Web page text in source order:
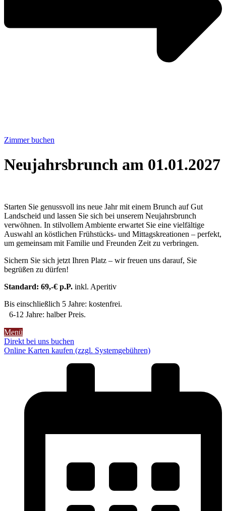
Zimmer buchen
Neujahrsbrunch am 01.01.2027
Starten Sie genussvoll ins neue Jahr mit einem Brunch auf Gut
Landscheid und lassen Sie sich bei unserem Neujahrsbrunch
verwöhnen. In stilvollem Ambiente erwartet Sie eine vielfältige
Auswahl an köstlichen Frühstücks- und Mittagskreationen – perfekt,
um gemeinsam mit Familie und Freunden Zeit zu verbringen.
Sichern Sie sich jetzt Ihren Platz – wir freuen uns darauf, Sie
begrüßen zu dürfen!
Standard: 69,-€ p.P. inkl. Aperitiv
Bis einschließlich 5 Jahre: kostenfrei.
6-12 Jahre: halber Preis.
Menü
Direkt bei uns buchen
Online Karten kaufen (zzgl. Systemgebühren)